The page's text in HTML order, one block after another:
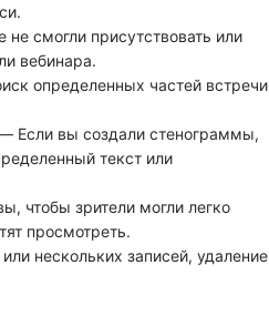
смогли присутствовать или
вебинара.
определенных частей встречи
Если вы создали стенограммы,
текст или
чтобы зрители могли легко
просмотреть.
нескольких записей, удаление